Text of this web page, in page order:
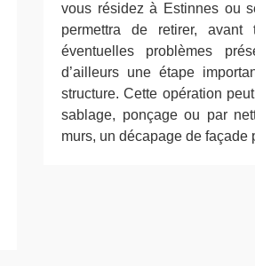
vous résidez à Estinnes ou
permettra de retirer,
éventuelles problèmes
d’ailleurs une étape
structure. Cette opération
sablage, ponçage ou par
murs, un décapage de façade